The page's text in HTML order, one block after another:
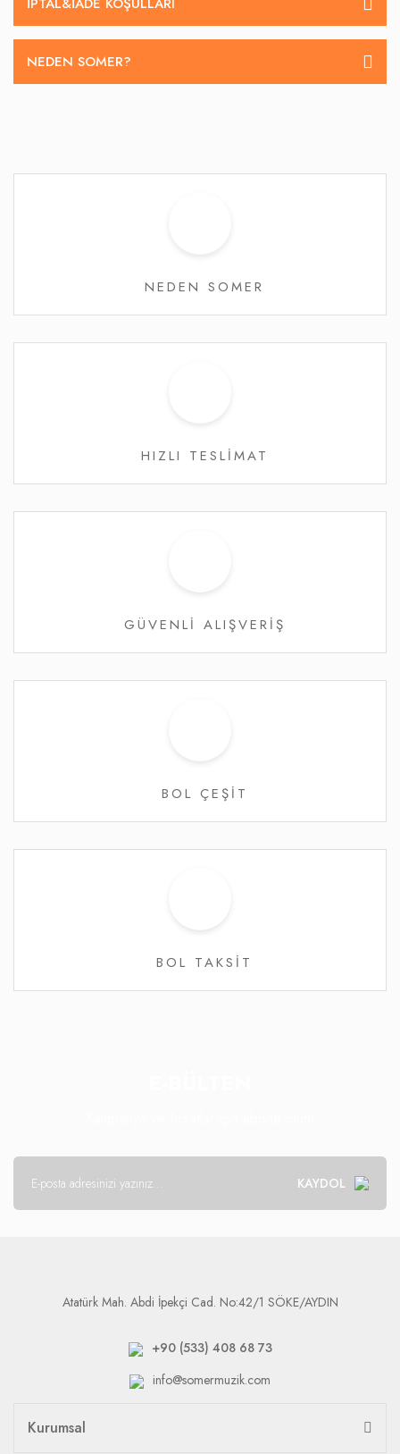
NEDEN SOMER?
NEDEN SOMER
HIZLI TESLİMAT
GÜVENLİ ALIŞVERİŞ
BOL ÇEŞİT
BOL TAKSİT
KAYDOL
Atatürk Mah. Abdi İpekçi Cad. No:42/1 SÖKE/AYDIN
+90 (533) 408 68 73
info@somermuzik.com
Kurumsal